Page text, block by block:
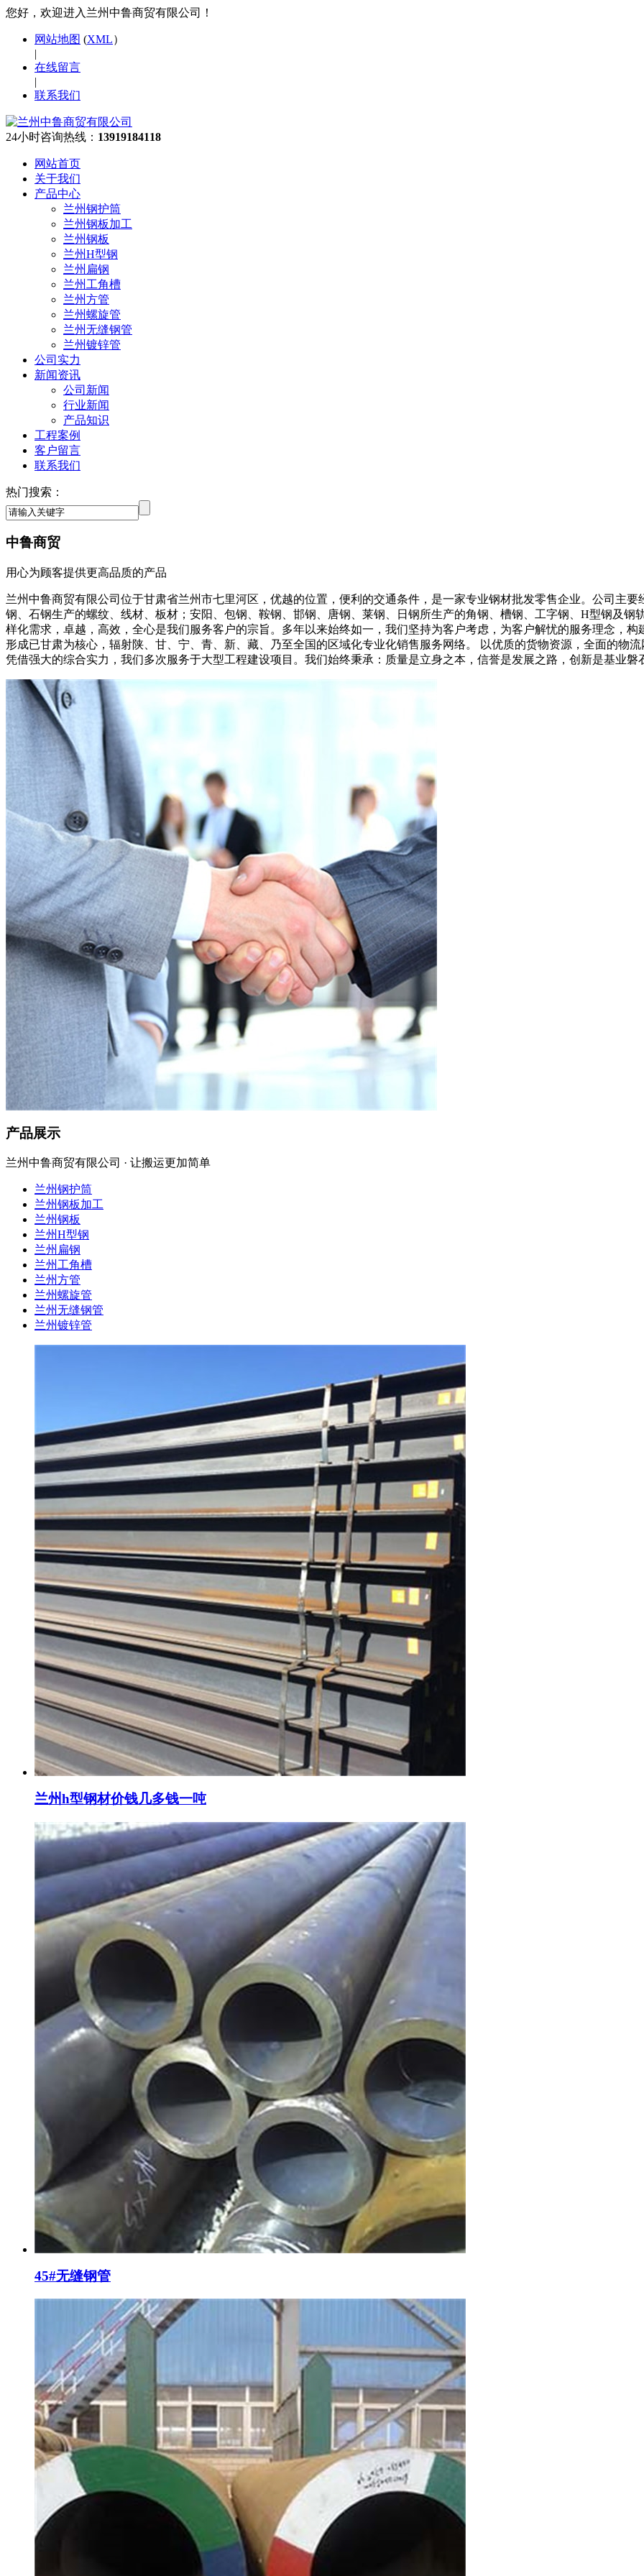
您好，欢迎进入兰州中鲁商贸有限公司！
网站地图 (XML）
|
在线留言
|
联系我们
24小时咨询热线： 13919184118
网站首页
关于我们
产品中心
兰州钢护筒
兰州钢板加工
兰州钢板
兰州H型钢
兰州扁钢
兰州工角槽
兰州方管
兰州螺旋管
兰州无缝钢管
兰州镀锌管
公司实力
新闻资讯
公司新闻
行业新闻
产品知识
工程案例
客户留言
联系我们
热门搜索：
中鲁商贸
用心为顾客提供更高品质的产品
兰州中鲁商贸有限公司位于甘肃省兰州市七里河区，优越的位置，便利的交通条件，是一家专业钢材批发零售企业。公司主
钢、石钢生产的螺纹、线材、板材；安阳、包钢、鞍钢、邯钢、唐钢、莱钢、日钢所生产的角钢、槽钢、工字钢、H型钢及
样化需求，卓越，高效，全心是我们服务客户的宗旨。多年以来始终如一，我们坚持为客户考虑，为客户解忧的服务理念，
形成已甘肃为核心，辐射陕、甘、宁、青、新、藏、乃至全国的区域化专业化销售服务网络。 以优质的货物资源，全面的物
凭借强大的综合实力，我们多次服务于大型工程建设项目。我们始终秉承：质量是立身之本，信誉是发展之路，创新是基业磐
产品展示
兰州中鲁商贸有限公司 · 让搬运更加简单
兰州钢护筒
兰州钢板加工
兰州钢板
兰州H型钢
兰州扁钢
兰州工角槽
兰州方管
兰州螺旋管
兰州无缝钢管
兰州镀锌管
兰州h型钢材价钱几多钱一吨
45#无缝钢管